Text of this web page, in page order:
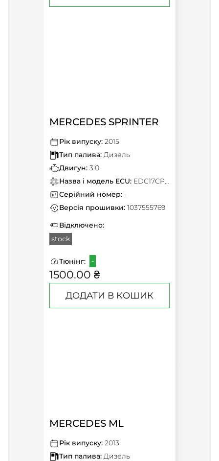
MERCEDES SPRINTER
Рік випуску: 2015
Тип палива: Дизель
Двигун: 3.0
Назва і модель ECU:
EDC17CP46
Серійний номер: -
Версія прошивки: 1037555769
Відключено:
stock
Тюнінг: -
1500.00 ₴
ДОДАТИ В КОШИК
MERCEDES ML
Рік випуску: 2013
Тип палива: Дизель